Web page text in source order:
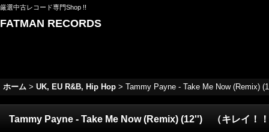
厳選中古レコード専門Shop !!
FATMAN RECORDS
ホーム > UK, EU R&B, Hip Hop > Tammy Payne - Take Me Now (Remix)
Tammy Payne - Take Me Now (Remix) (12'') （キレイ！